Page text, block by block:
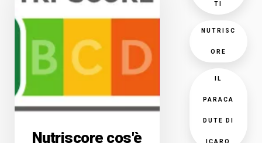
Nutriscore cos'è
TI
NUTRISC
ORE
IL
PARACA
DUTE DI
ICARO